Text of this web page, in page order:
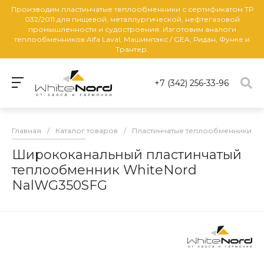
Производим пластинчатые теплообменники с сертификатом ТР
032/2011 для пищевой, металлургической, нефтегазовой
промышленности и судостроения. Изготовим аналоги
теплообменников Alfa Laval, Машимпэкс / GEA, Ридан, Функе и
Трантер.
+7 (342) 256-33-96
Главная / Каталог товаров / Пластинчатые теплообменники
Ширококанальный пластинчатый
теплообменник WhiteNord
NalWG350SFG